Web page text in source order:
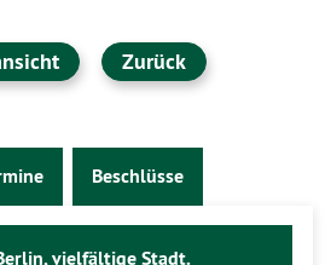
Zurück
Beschlüsse
vielfältige Stadt.